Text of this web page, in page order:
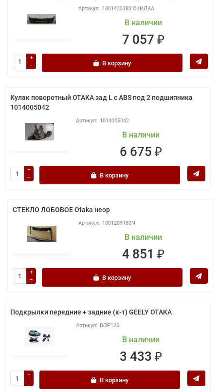
1801433180 СКИДКА
В наличии
7 057 ₽
В корзину
Кулак поворотный OTAKA зад L с ABS под 2 подшипника
1014005042
1014005042
В наличии
6 675 ₽
В корзину
СТЕКЛО ЛОБОВОЕ Otaka неор
1801209180N
В наличии
4 851 ₽
В корзину
Подкрылки передние + задние (к-т) GEELY OTAKA
DOP126
В наличии
3 433 ₽
В корзину